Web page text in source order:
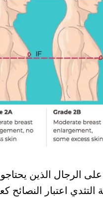
الرجال الذين
التثدي اعتبار النصائح